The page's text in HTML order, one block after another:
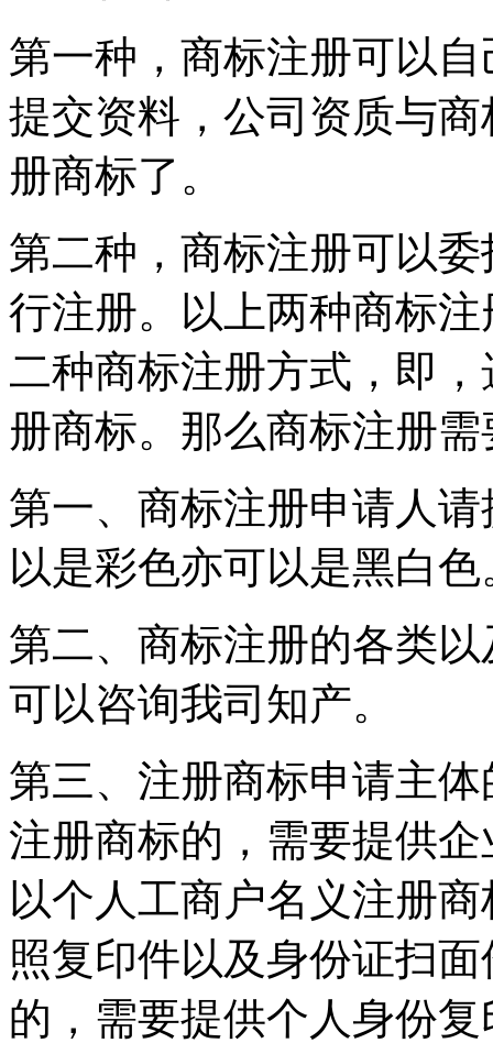
第一种，商标注册可以
提交资料，公司资质与
册商标了。
第二种，商标注册可以
行注册。以上两种商标
二种商标注册方式，即
册商标。那么商标注册
第一、商标注册申请人
以是彩色亦可以是黑白色
第二、商标注册的各类
可以咨询我司知产。
第三、注册商标申请主
注册商标的，需要提供
以个人工商户名义注册
照复印件以及身份证扫
的，需要提供个人身份复